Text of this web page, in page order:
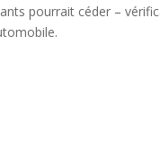
pourrait céder –